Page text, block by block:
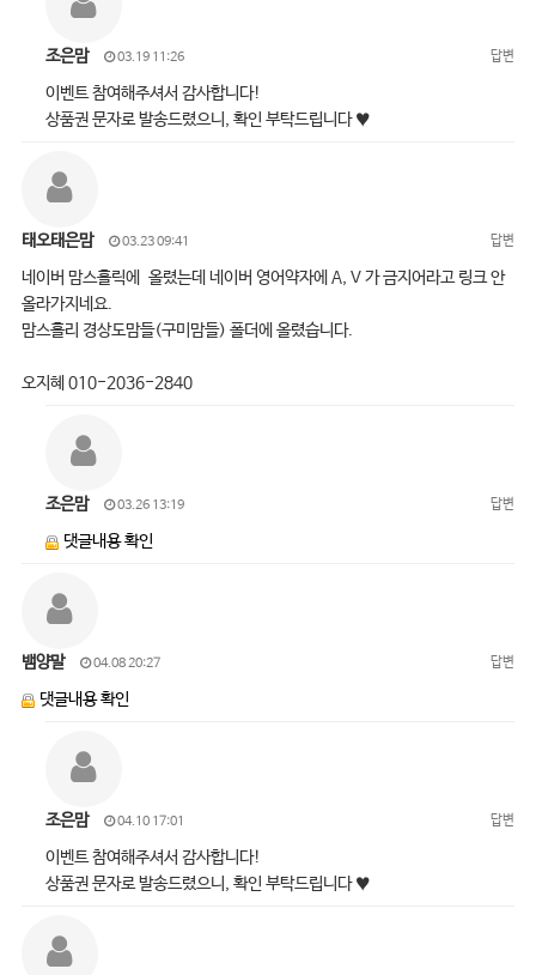
조은맘 03.19 11:26 답변
이벤트 참여해주셔서 감사합니다!
상품권 문자로 발송드렸으니, 확인 부탁드립니다 ♥
태오태은맘 03.23 09:41 답변
네이버 맘스홀릭에 올렸는데 네이버 영어약자에 A, V 가 금지어라고 링크 안
올라가지네요.
맘스홀리 경상도맘들(구미맘들) 폴더에 올렸습니다.
오지혜 010-2036-2840
조은맘 03.26 13:19 답변
댓글내용 확인
뱀양말 04.08 20:27 답변
댓글내용 확인
조은맘 04.10 17:01 답변
이벤트 참여해주셔서 감사합니다!
상품권 문자로 발송드렸으니, 확인 부탁드립니다 ♥